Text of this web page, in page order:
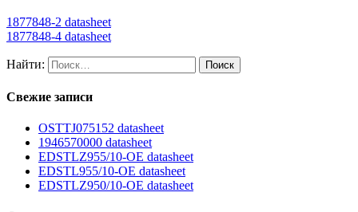
1877848-2 datasheet
1877848-4 datasheet
Найти:
Свежие записи
OSTTJ075152 datasheet
1946570000 datasheet
EDSTLZ955/10-OE datasheet
EDSTL955/10-OE datasheet
EDSTLZ950/10-OE datasheet